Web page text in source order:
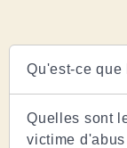
Qu'est-ce
Quelles sont
victime